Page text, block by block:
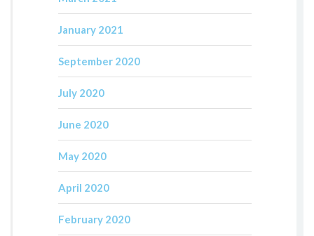
January 2021
September 2020
July 2020
June 2020
May 2020
April 2020
February 2020